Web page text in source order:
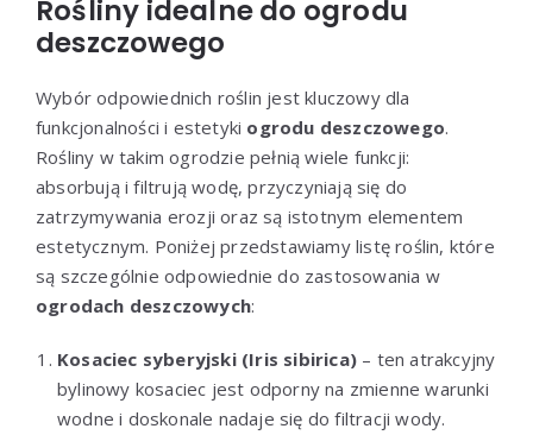
Rośliny idealne do ogrodu
deszczowego
Wybór odpowiednich roślin jest kluczowy dla
funkcjonalności i estetyki ogrodu deszczowego.
Rośliny w takim ogrodzie pełnią wiele funkcji:
absorbują i filtrują wodę, przyczyniają się do
zatrzymywania erozji oraz są istotnym elementem
estetycznym. Poniżej przedstawiamy listę roślin, które
są szczególnie odpowiednie do zastosowania w
ogrodach deszczowych:
Kosaciec syberyjski (Iris sibirica) – ten atrakcyjny
bylinowy kosaciec jest odporny na zmienne warunki
wodne i doskonale nadaje się do filtracji wody.